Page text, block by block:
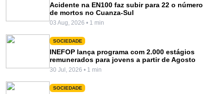
Acidente na EN100 faz subir para 22 o número
de mortos no Cuanza-Sul
03 Aug, 2026 • 1 min
SOCIEDADE
INEFOP lança programa com 2.000 estágios
remunerados para jovens a partir de Agosto
30 Jul, 2026 • 1 min
SOCIEDADE